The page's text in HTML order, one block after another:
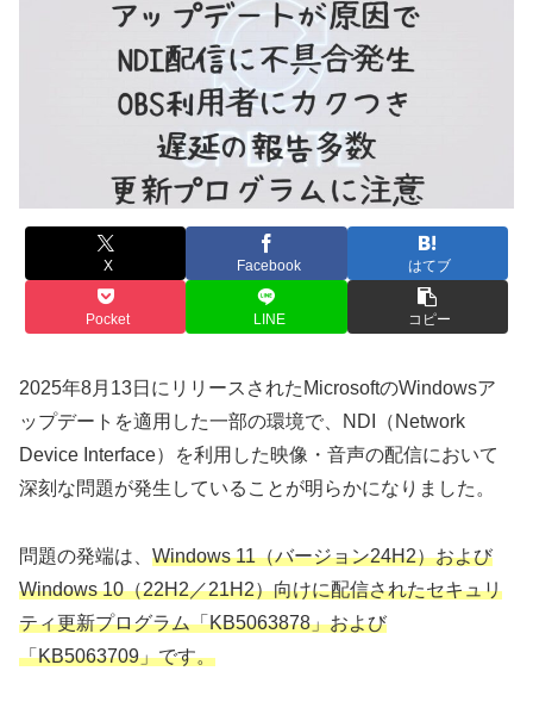
X Facebook はてブ
Pocket LINE コピー
2025年8月13日にリリースされたMicrosoftのWindowsア
ップデートを適用した一部の環境で、NDI（Network
Device Interface）を利用した映像・音声の配信において
深刻な問題が発生していることが明らかになりました。
問題の発端は、 Windows 11（バージョン24H2）および
Windows 10（22H2／21H2）向けに配信されたセキュリ
ティ更新プログラム「KB5063878」および
「KB5063709」です。